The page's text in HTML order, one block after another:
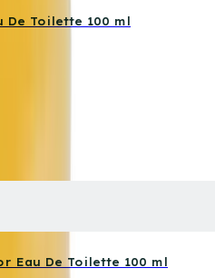
De Toilette 100 ml
Eau De Toilette 100 ml